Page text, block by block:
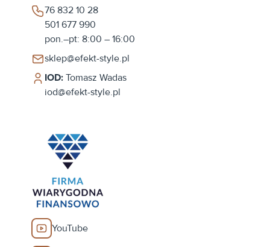
76 832 10 28
501 677 990
pon.–pt: 8:00 – 16:00
sklep@efekt-style.pl
IOD: Tomasz Wadas
iod@efekt-style.pl
YouTube